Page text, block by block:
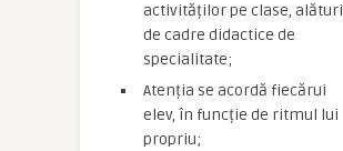
activităților pe clase, alături
de cadre didactice de
specialitate;
Atenția se acordă fiecărui
elev, în funcție de ritmul lui
propriu;